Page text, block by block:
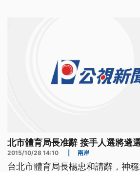
北市體育局長准辭 接手人選將遴
2015/10/28 14:10 兩岸
台北市體育局長楊忠和請辭，神